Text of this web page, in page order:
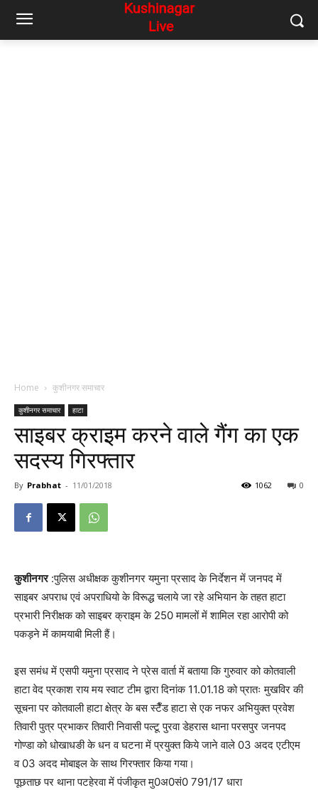
Home कुशीनगर समाचार
कुशीनगर समाचार हाटा
साइबर क्राइम करने वाले गैंग का एक
सदस्य गिरफ्तार
By Prabhat - 11/01/2018 0
1062
कुशीनगर:पुलिस अधीक्षक कुशीनगर यमुना प्रसाद के निर्देशन में जनपद में
साइबर अपराध एवं अपराधियो के विरूद्ध चलाये जा रहे अभियान के तहत हाटा
प्रभारी निरीक्षक को साइबर क्राइम के 250 मामलों में शामिल रहा आरोपी को
पकड़ने में कामयाबी मिली हैं।
इस समंध में एसपी यमुना प्रसाद ने प्रेस वार्ता में बताया कि गुरुवार को कोतवाली
हाटा वेद प्रकाश राय मय स्वाट टीम द्वारा दिनांक 11.01.18 को प्रातः मुखविर की
सूचना पर कोतवाली हाटा क्षेत्र के बस स्टैँड हाटा से एक नफर अभियुक्त प्रवेश
तिवारी पुत्र प्रभाकर तिवारी निवासी पल्टू पुरवा डेहरास थाना परसपुर जनपद
गोण्डा को धोखाधङी के धन व घटना में प्रयुक्त किये जाने वाले 03 अदद एटीएम
व 03 अदद मोबाइल के साथ गिरफ्तार किया गया।
पूछताछ पर थाना पटहेरवा में पंजीकृत मु0अ0सं0 791/17 धारा